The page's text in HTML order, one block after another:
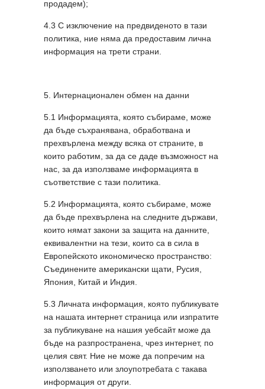
продадем);
4.3 С изключение на предвиденото в тази
политика, ние няма да предоставим лична
информация на трети страни.
5. Интернационален обмен на данни
5.1 Информацията, която събираме, може
да бъде съхранявана, обработвана и
прехвърлена между всяка от страните, в
които работим, за да се даде възможност на
нас, за да използваме информацията в
съответствие с тази политика.
5.2 Информацията, която събираме, може
да бъде прехвърлена на следните държави,
които нямат закони за защита на данните,
еквивалентни на тези, които са в сила в
Европейското икономическо пространство:
Съединените американски щати, Русия,
Япония, Китай и Индия.
5.3 Личната информация, която публикувате
на нашата интернет страница или изпратите
за публикуване на нашия уебсайт може да
бъде на разпространена, чрез интернет, по
целия свят. Ние не може да попречим на
използването или злоупотребата с такава
информация от други.